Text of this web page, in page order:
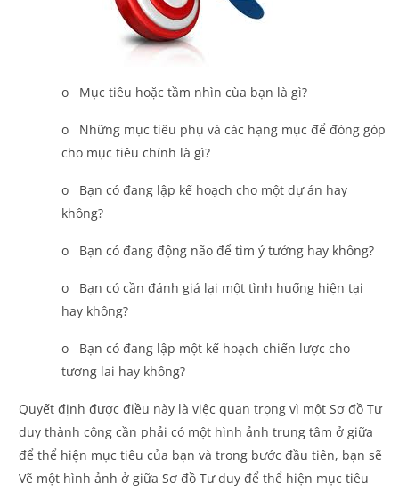
o Mục tiêu hoặc tầm nhìn cùa bạn là gì?
o Những mục tiêu phụ và các hạng mục để đóng góp
cho mục tiêu chính là gì?
o Bạn có đang lập kế hoạch cho một dự án hay
không?
o Bạn có đang động não để tìm ý tưởng hay không?
o Bạn có cần đánh giá lại một tình huống hiện tại
hay không?
o Bạn có đang lập một kế hoạch chiến lược cho
tương lai hay không?
Quyết định được điều này là việc quan trọng vì một Sơ đồ Tư
duy thành công cần phải có một hình ảnh trung tâm ở giữa
để thể hiện mục tiêu của bạn và trong bước đầu tiên, bạn sẽ
Vẽ một hình ảnh ở giữa Sơ đồ Tư duy để thể hiện mục tiêu